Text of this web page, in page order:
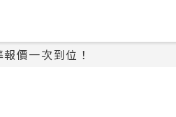
價一次到位！